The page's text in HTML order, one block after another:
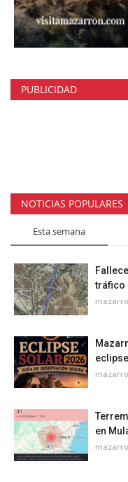
PUBLICIDAD
NOTICIAS POPULARES
Esta semana
tráfico
en